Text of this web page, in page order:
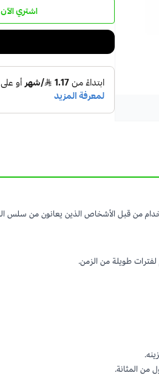
اشتري الآن
من المثانة.